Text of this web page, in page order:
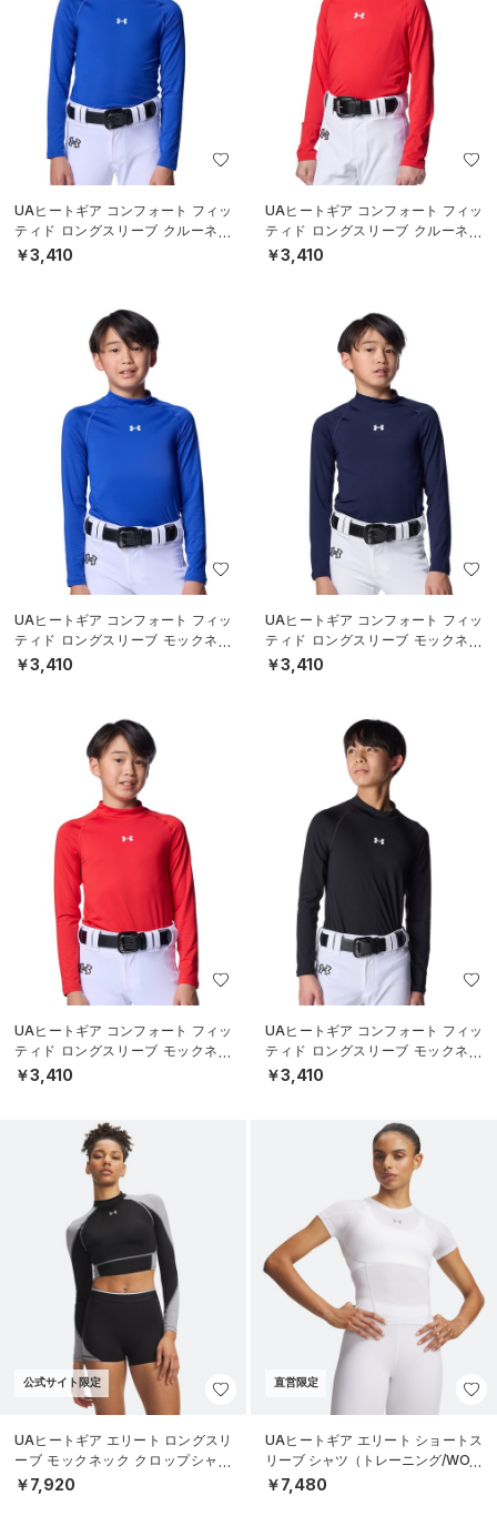
UAヒートギア コンフォート フィッ
ティド ロングスリーブ クルーネッ
ク シャツ（ベースボール/BOYS）
￥3,410
UAヒートギア コンフォート フィッ
ティド ロングスリーブ クルーネッ
ク シャツ（ベースボール/BOYS）
￥3,410
UAヒートギア コンフォート フィッ
ティド ロングスリーブ モックネッ
ク シャツ（ベースボール/BOYS）
￥3,410
UAヒートギア コンフォート フィッ
ティド ロングスリーブ モックネッ
ク シャツ（ベースボール/BOYS）
￥3,410
UAヒートギア コンフォート フィッ
ティド ロングスリーブ モックネッ
ク シャツ（ベースボール/BOYS）
￥3,410
UAヒートギア コンフォート フィッ
ティド ロングスリーブ モックネッ
ク シャツ（ベースボール/BOYS）
￥3,410
公式サイト限定
UAヒートギア エリート ロングスリ
ーブ モックネック クロップシャツ
（トレーニング/WOMEN）
￥7,920
直営限定
UAヒートギア エリート ショートス
リーブ シャツ（トレーニング/WOM
EN）
￥7,480